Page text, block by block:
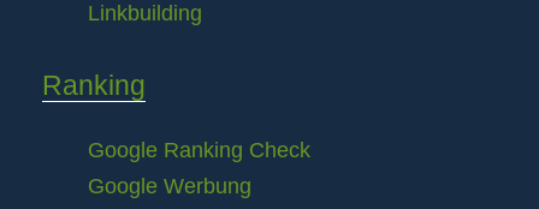
Linkbuilding
Ranking
Google Ranking Check
Google Werbung